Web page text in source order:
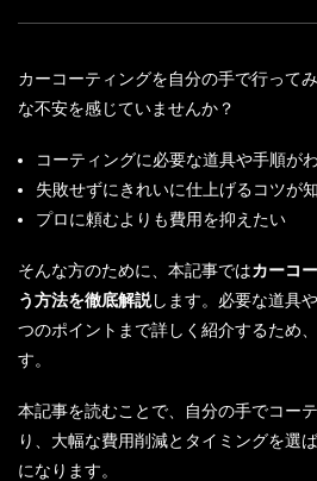
カーコーティングを自分の手で行って
な不安を感じていませんか？
コーティングに必要な道具や手順が
失敗せずにきれいに仕上げるコツが
プロに頼むよりも費用を抑えたい
そんな方のために、本記事ではカーコ
う方法を徹底解説します。必要な道具
つのポイントまで詳しく紹介するため
す。
本記事を読むことで、自分の手でコー
り、大幅な費用削減とタイミングを選
になります。